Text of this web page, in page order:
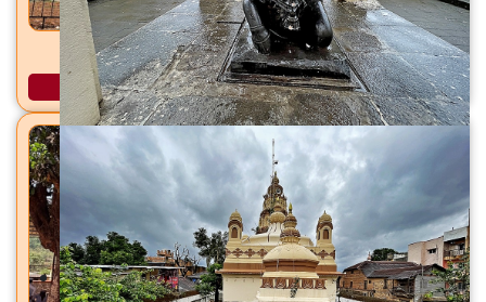
जर्सेश्वर महादेव मंदिर सांगरूण, ता. हवेली, जि. पुणे
अधिक माहिती